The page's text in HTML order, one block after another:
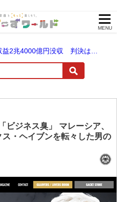
MENU
ビジネス臭」 マレーシア、
・ヘイブンを転々した男の